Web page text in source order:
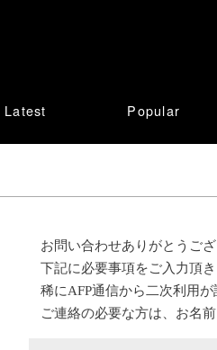
Latest Popular
お問い合わせありがとうござ
下記に必要事項をご入力頂
稀にAFP通信から二次利用
ご連絡の必要な方は、お名